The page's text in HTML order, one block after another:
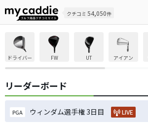
クチコミ 54,050件
ドライバー FW UT アイアン
リーダーボード
PGA ウィンダム選手権 3日目 LIVE